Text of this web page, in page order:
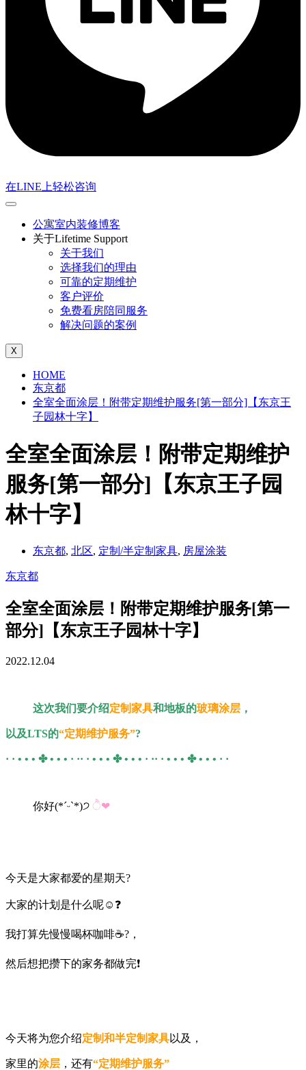
在LINE上轻松咨询
公寓室内装修博客
关于Lifetime Support
关于我们
选择我们的理由
可靠的定期维护
客户评价
免费看房陪同服务
解决问题的案例
X
HOME
东京都
全室全面涂层！附带定期维护服务[第一部分]【东京王
子园林十字】
全室全面涂层！附带定期维护
服务[第一部分]【东京王子园
林十字】
东京都, 北区, 定制/半定制家具, 房屋涂装
东京都
全室全面涂层！附带定期维护服务[第一
部分]【东京王子园林十字】
2022.12.04
这次我们要介绍定制家具和地板的玻璃涂层 ，
以及LTS的“定期维护服务”?
· · • • • ✤ • • • · ·· · • • • ✤ • • • · ·· · • • • ✤ • • • · ·
你好(*ˊᵕˋ*)੭ ੈ❤︎
今天是大家都爱的星期天?
大家的计划是什么呢☺️❓
我打算先慢慢喝杯咖啡☕️?，
然后想把攒下的家务都做完❗️
今天将为您介绍定制和半定制家具以及，
家里的涂层 ，还有“定期维护服务”